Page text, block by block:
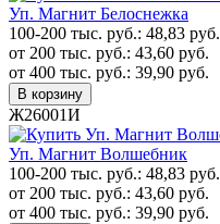
Уп. Магнит Белоснежка
100-200 тыс. руб.: 48,83 руб.
от 200 тыс. руб.: 43,60 руб.
от 400 тыс. руб.: 39,90 руб.
В корзину
Ж26001И
Уп. Магнит Волшебник
100-200 тыс. руб.: 48,83 руб.
от 200 тыс. руб.: 43,60 руб.
от 400 тыс. руб.: 39,90 руб.